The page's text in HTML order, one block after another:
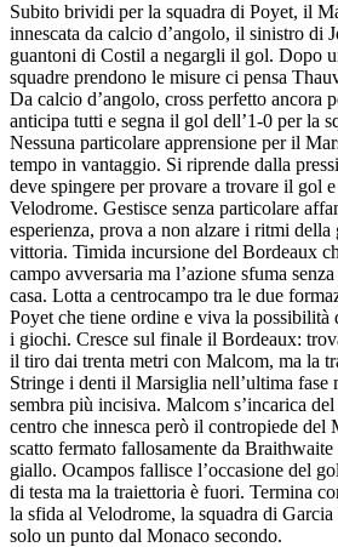
Subito brividi per la squadra di Poyet, il
innescata da calcio d’angolo, il sinistro di
guantoni di Costil a negargli il gol. Dopo
squadre prendono le misure ci pensa
Da calcio d’angolo, cross perfetto ancora
anticipa tutti e segna il gol dell’1-0 per la
Nessuna particolare apprensione per il
tempo in vantaggio. Si riprende dalla
deve spingere per provare a trovare il gol
Velodrome. Gestisce senza particolare
esperienza, prova a non alzare i ritmi della
vittoria. Timida incursione del Bordeaux
campo avversaria ma l’azione sfuma
casa. Lotta a centrocampo tra le due
Poyet che tiene ordine e viva la possibilità
i giochi. Cresce sul finale il Bordeaux:
il tiro dai trenta metri con Malcom, ma la
Stringe i denti il Marsiglia nell’ultima fase
sembra più incisiva. Malcom s’incarica
centro che innesca però il contropiede
scatto fermato fallosamente da
giallo. Ocampos fallisce l’occasione del
di testa ma la traiettoria è fuori. Termina
la sfida al Velodrome, la squadra di
solo un punto dal Monaco secondo.